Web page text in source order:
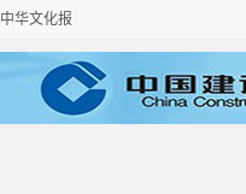
中华文化报